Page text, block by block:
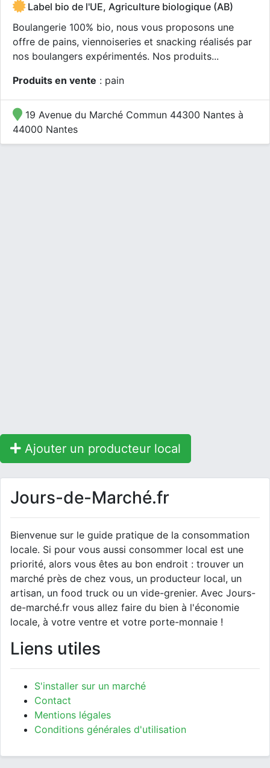
Label bio de l'UE, Agriculture biologique (AB)
Boulangerie 100% bio, nous vous proposons une
offre de pains, viennoiseries et snacking réalisés par
nos boulangers expérimentés. Nos produits...
Produits en vente : pain
19 Avenue du Marché Commun 44300 Nantes à
44000 Nantes
Ajouter un producteur local
Jours-de-Marché.fr
Bienvenue sur le guide pratique de la consommation
locale. Si pour vous aussi consommer local est une
priorité, alors vous êtes au bon endroit : trouver un
marché près de chez vous, un producteur local, un
artisan, un food truck ou un vide-grenier. Avec Jours-
de-marché.fr vous allez faire du bien à l'économie
locale, à votre ventre et votre porte-monnaie !
Liens utiles
S'installer sur un marché
Contact
Mentions légales
Conditions générales d'utilisation